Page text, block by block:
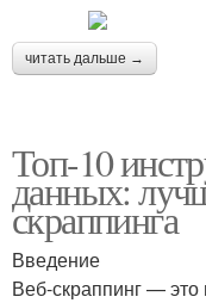
читать дальше →
Топ-10
данных:
скраппинга
Введение
Веб-скраппинг —